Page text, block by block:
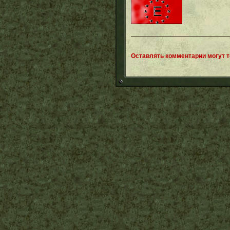
Оставлять комментарии могут